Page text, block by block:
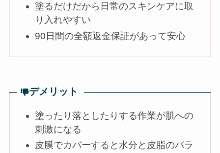
塗るだけだから日常のスキンケアに取
り入れやすい
90日間の全額返金保証があって安心
デメリット
塗ったり落としたりする作業が肌への
刺激になる
皮膜でカバーすると水分と皮脂のバラ